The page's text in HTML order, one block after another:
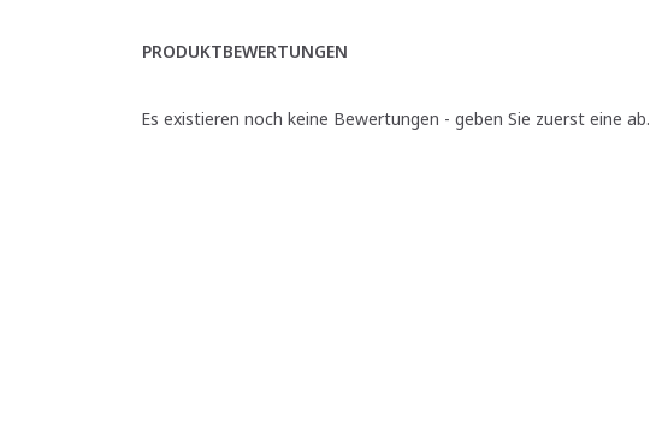
PRODUKTBEWERTUNGEN
Es existieren noch keine Bewertungen - geben Sie zuerst eine ab.